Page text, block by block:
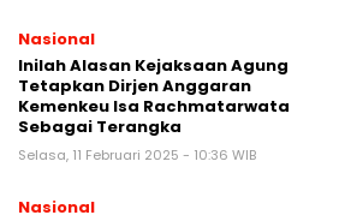
Nasional
Inilah Alasan Kejaksaan Agung
Tetapkan Dirjen Anggaran
Kemenkeu Isa Rachmatarwata
Sebagai Terangka
Selasa, 11 Februari 2025 - 10:36 WIB
Nasional